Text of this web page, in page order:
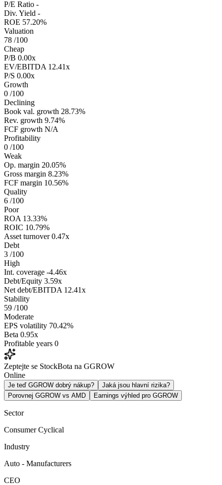
P/E Ratio -
Div. Yield -
ROE 57.20%
Valuation
78 /100
Cheap
P/B 0.00x
EV/EBITDA 12.41x
P/S 0.00x
Growth
0 /100
Declining
Book val. growth 28.73%
Rev. growth 9.74%
FCF growth N/A
Profitability
0 /100
Weak
Op. margin 20.05%
Gross margin 8.23%
FCF margin 10.56%
Quality
6 /100
Poor
ROA 13.33%
ROIC 10.79%
Asset turnover 0.47x
Debt
3 /100
High
Int. coverage -4.46x
Debt/Equity 3.59x
Net debt/EBITDA 12.41x
Stability
59 /100
Moderate
EPS volatility 70.42%
Beta 0.95x
Profitable years 0
Zeptejte se StockBota na GGROW
Online
Je teď GGROW dobrý nákup?
Jaká jsou hlavní rizika?
Porovnej GGROW vs AMD
Earnings výhled pro GGROW
Sector
Consumer Cyclical
Industry
Auto - Manufacturers
CEO